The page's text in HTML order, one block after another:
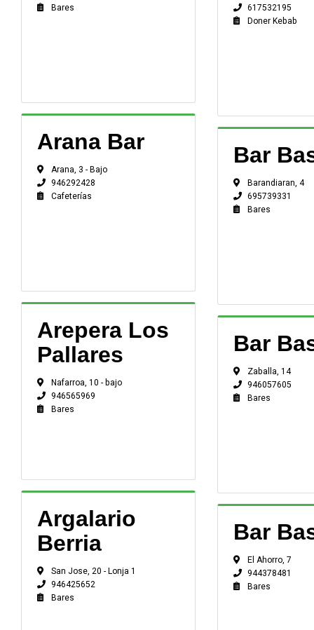
Bares
Arana Bar
Arana, 3 - Bajo
946292428
Cafeterías
Arepera Los
Pallares
Nafarroa, 10 - bajo
946565969
Bares
Argalario
Berria
San Jose, 20 - Lonja 1
946425652
Bares
617532195
Doner Kebab
Bar
Barandiaran, 4
695739331
Bares
Bar
Zaballa, 14
946057605
Bares
Bar
El Ahorro, 7
944378481
Bares